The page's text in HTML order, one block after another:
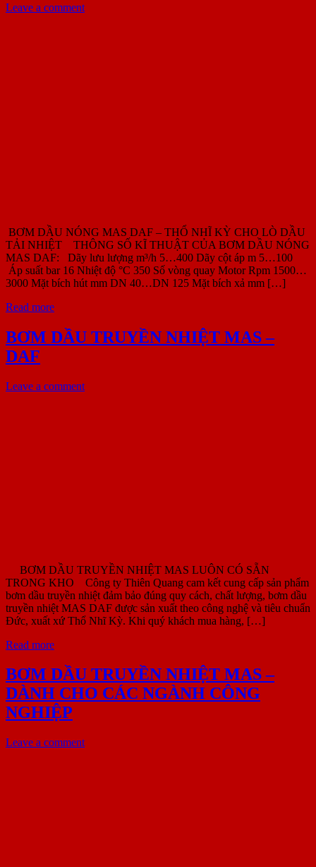
Leave a comment
BƠM DẦU NÓNG MAS DAF – THỔ NHĨ KỲ CHO LÒ DẦU
TẢI NHIỆT THÔNG SỐ KĨ THUẬT CỦA BƠM DẦU NÓNG
MAS DAF: Dãy lưu lượng m³/h 5…400 Dãy cột áp m 5…100
Áp suất bar 16 Nhiệt độ °C 350 Số vòng quay Motor Rpm 1500…
3000 Mặt bích hút mm DN 40…DN 125 Mặt bích xả mm […]
Read more
BƠM DẦU TRUYỀN NHIỆT MAS –
DAF
Leave a comment
BƠM DẦU TRUYỀN NHIỆT MAS LUÔN CÓ SẴN
TRONG KHO Công ty Thiên Quang cam kết cung cấp sản phẩm
bơm dầu truyền nhiệt đảm bảo đúng quy cách, chất lượng, bơm dầu
truyền nhiệt MAS DAF được sản xuất theo công nghệ và tiêu chuẩn
Đức, xuất xứ Thổ Nhĩ Kỳ. Khi quý khách mua hàng, […]
Read more
BƠM DẦU TRUYỀN NHIỆT MAS –
DÀNH CHO CÁC NGÀNH CÔNG
NGHIỆP
Leave a comment